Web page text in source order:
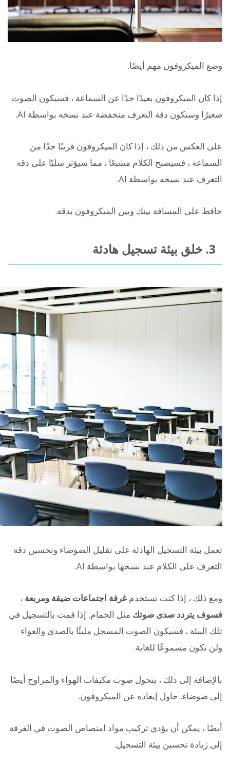
وضع الميكروفون مهم أيضًا.
إذا كان الميكروفون بعيدًا جدًا عن السماعة ، فسيكون الصوت
صغيرًا وستكون دقة التعرف منخفضة عند نسخه بواسطة AI.
على العكس من ذلك ، إذا كان الميكروفون قريبًا جدًا من
السماعة ، فسيصبح الكلام مشبعًا ، مما سيؤثر سلبًا على دقة
التعرف عند نسخه بواسطة AI.
حافظ على المسافة بينك وبين الميكروفون بدقة.
3. خلق بيئة تسجيل هادئة
تعمل بيئة التسجيل الهادئة على تقليل الضوضاء وتحسين دقة
التعرف على الكلام عند نسخها بواسطة AI.
ومع ذلك ، إذا كنت تستخدم غرفة اجتماعات ضيقة ومربعة ،
فسوف يتردد صدى صوتك مثل الحمام. إذا قمت بالتسجيل في
تلك البيئة ، فسيكون الصوت المسجل مليئًا بالصدى والعواء
ولن يكون مسموعًا للغاية.
بالإضافة إلى ذلك ، يتحول صوت مكيفات الهواء والمراوح أيضًا
إلى ضوضاء. حاول إبعاده عن الميكروفون.
أيضًا ، يمكن أن يؤدي تركيب مواد امتصاص الصوت في الغرفة
إلى زيادة تحسين بيئة التسجيل.